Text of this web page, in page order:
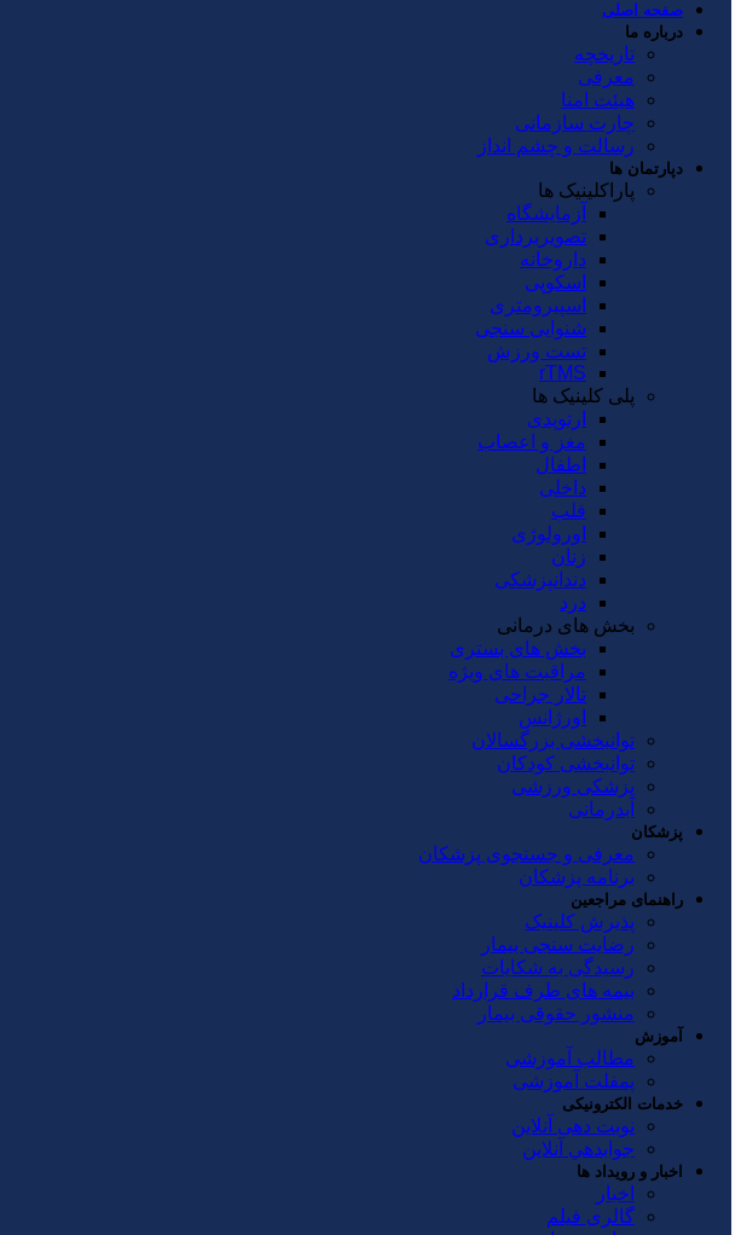
صفحه اصلی
درباره ما
تاریخچه
معرفی
هیئت امنا
چارت سازمانی
رسالت و چشم انداز
دپارتمان ها
پاراکلینیک ها
آزمایشگاه
تصویربرداری
داروخانه
اسکوپی
اسپیرومتری
شنوایی سنجی
تست ورزش
rTMS
پلی کلینیک ها
ارتوپدی
مغز و اعصاب
اطفال
داخلی
قلب
اورولوژی
زنان
دندانپزشکی
درد
بخش های درمانی
بخش های بستری
مراقبت های ویژه
تالار جراحی
اورژانس
توانبخشی بزرگسالان
توانبخشی کودکان
پزشکی ورزشی
آبدرمانی
پزشکان
معرفی و جستجوی پزشکان
برنامه پزشکان
راهنمای مراجعین
پذیرش کلینیک
رضایت سنجی بیمار
رسیدگی به شکایات
بیمه های طرف قرارداد
منشور حقوقی بیمار
آموزش
مطالب آموزشی
پمفلت آموزشی
خدمات الکترونیکی
نوبت دهی آنلاین
جوابدهي آنلاين
اخبار و رویداد ها
اخبار
گالری فیلم